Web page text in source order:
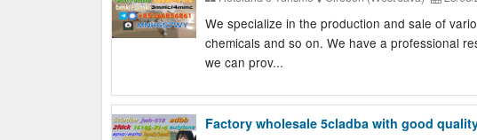
We specialize in the production and sale of
chemicals and so on. We have a professional
we can prov...
Factory wholesale 5cladba with good